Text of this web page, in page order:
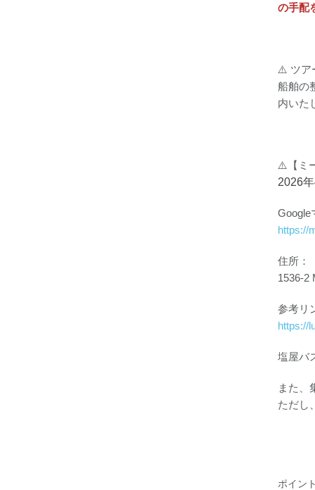
の手配
⚠️ ツア
船舶の
内いた
⚠️【ミ
2026
Google
https://
住所：
1536-2
参考リ
https://
塩屋バ
また、
ただし
ポイン